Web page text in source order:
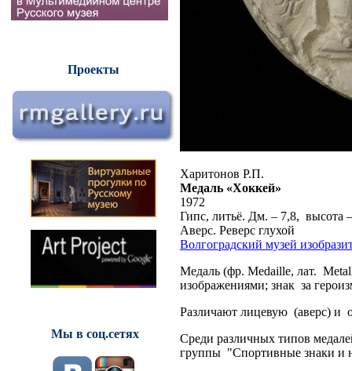
Проекты
Мы в соц.сетях
Харитонов Р.П.
Медаль «Хоккей»
1972
Гипс, литьё. Дм. – 7,8, высота
Аверс. Реверс глухой
Волгоградский музей
Медаль (фр. Medaille, лат.
изображениями; знак за
Различают лицевую (аверс) и
Среди различных типов
группы "Спортивные знаки и